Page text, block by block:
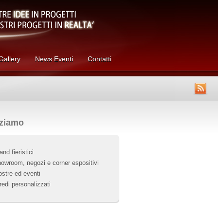
News Eventi Contatti
fieristici
negozi e corner espositivi
ed eventi
personalizzati